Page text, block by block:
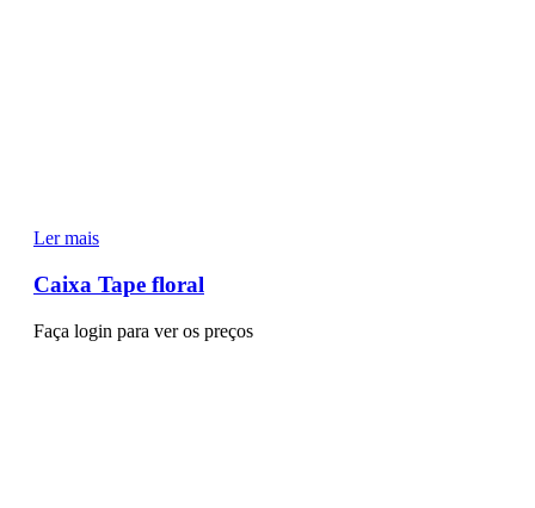
Ler mais
Caixa Tape floral
Faça login para ver os preços